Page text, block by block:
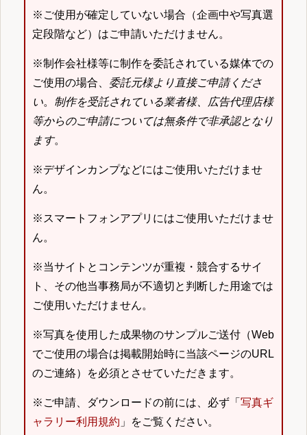
※ご使用が確定していない場合（企画中や写真選
定段階など）はご申請いただけません。
※制作会社様等に制作を委託されている媒体での
ご使用の場合、 委託元様より直接ご申請くださ
い。 制作を受託されている業者様、広告代理店様
等からのご申請については無条件で非承認となり
ます。
※デザインカンプなどにはご使用いただけませ
ん。
※スマートフォンアプリにはご使用いただけませ
ん。
※当サイトとコンテンツが重複・競合するサイ
ト、その他当事務局が不適切と判断した用途では
ご使用いただけません。
※写真を使用した成果物のサンプルご送付（Web
でご使用の場合は掲載開始時に当該ページのURL
のご連絡）を必須とさせていただきます。
※ご申請、ダウンロードの前には、必ず「 写真ギ
ャラリー利用規約 」をご覧ください。